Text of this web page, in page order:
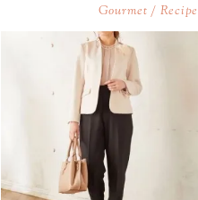
Gourmet / Recipe